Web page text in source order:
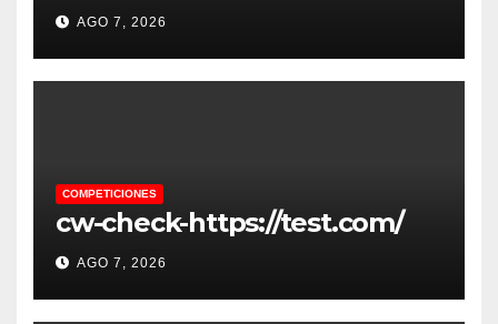
AGO 7, 2026
COMPETICIONES
cw-check-https://test.com/
AGO 7, 2026